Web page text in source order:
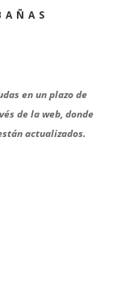
en un plazo de
de la web, donde
actualizados.